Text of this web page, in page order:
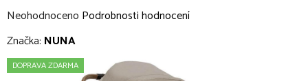
Průměrné
hodnocení
je
Neohodnoceno Podrobnosti hodnocení
Značka: NUNA
DOPRAVA ZDARMA